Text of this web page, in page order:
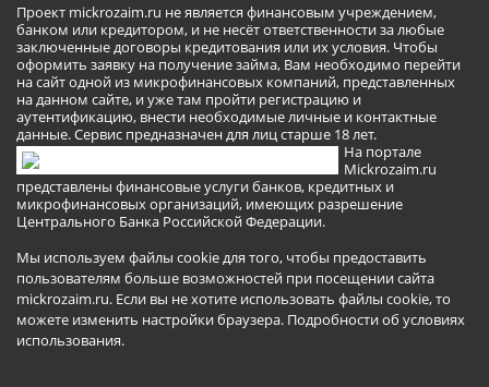
Проект mickrozaim.ru не является финансовым учреждением,
банком или кредитором, и не несёт ответственности за любые
заключенные договоры кредитования или их условия. Чтобы
оформить заявку на получение займа, Вам необходимо перейти
на сайт одной из микрофинансовых компаний, представленных
на данном сайте, и уже там пройти регистрацию и
аутентификацию, внести необходимые личные и контактные
данные. Сервис предназначен для лиц старше 18 лет.
На портале
Mickrozaim.ru
представлены финансовые услуги банков, кредитных и
микрофинансовых организаций, имеющих разрешение
Центрального Банка Российской Федерации.
Мы используем файлы cookie для того, чтобы предоставить
пользователям больше возможностей при посещении сайта
mickrozaim.ru. Если вы не хотите использовать файлы cookie, то
можете изменить настройки браузера. Подробности об условиях
использования.